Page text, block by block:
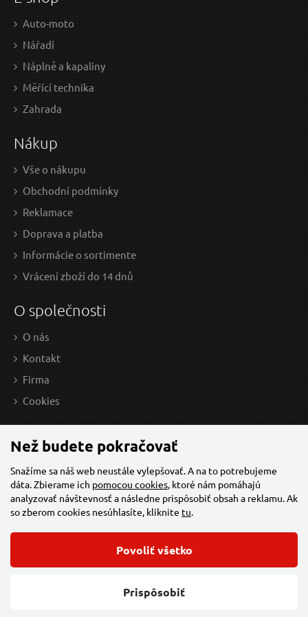
6.18 EUR bez DPH
na centrále
7,40 EUR / Ks
6.02 EUR bez DPH
Nůž kapesní multifunkční s nářadím, 100/67mm, 9
dílů, d. otevř. nože 100mm
Auto-moto
Nářadí
Náplně a kapaliny
Měřící technika
Zahrada
Nákup
Vše o nákupu
Obchodní podmínky
Reklamace
Doprava a platba
Informácie o sortimente
Vrácení zboží do 14 dnů
O společnosti
O nás
Kontakt
Firma
Cookies
Změnit nastavení cookies
Než budete pokračovať
Snažíme sa náš web neustále vylepšovať. A na to potrebujeme
dáta. Zbierame ich pomocou cookies, ktoré nám pomáhajú
analyzovať návštevnosť a následne prispôsobiť obsah a reklamu. Ak
so zberom cookies nesúhlasíte, kliknite tu.
Prispôsobiť
Povoliť všetko